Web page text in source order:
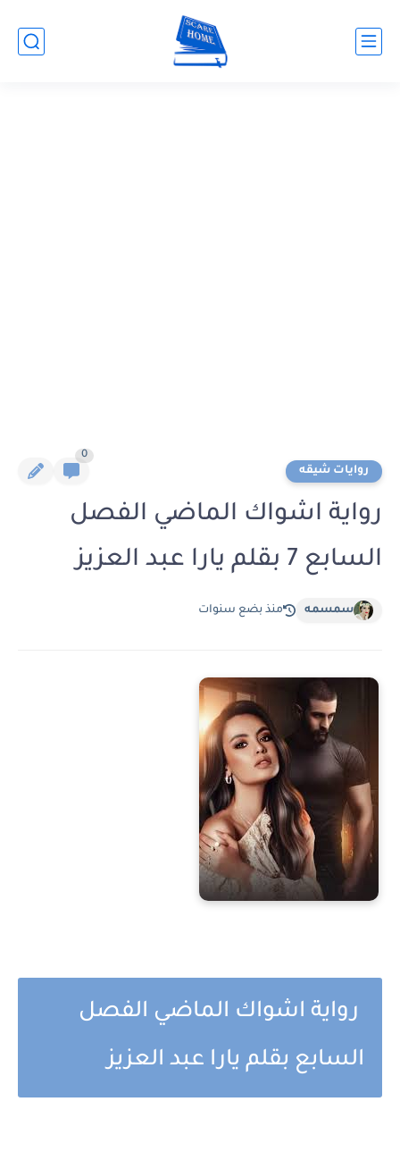
روايات شيقه
0
رواية اشواك الماضي الفصل
السابع 7 بقلم يارا عبد العزيز
سمسمه منذ بضع سنوات
رواية اشواك الماضي الفصل
السابع بقلم يارا عبد العزيز